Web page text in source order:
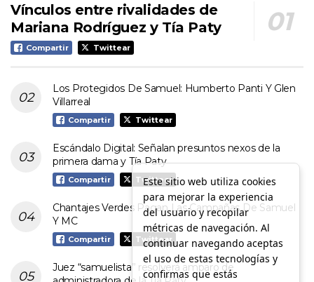
Vínculos entre rivalidades de
Mariana Rodríguez y Tía Paty
Compartir Twittear
Los Protegidos De Samuel: Humberto Panti Y Glen
Villarreal
Compartir Twittear
Escándalo Digital: Señalan presuntos nexos de la
primera dama y Tía Paty
Compartir Twittear
Chantajes Verdes Pagan Las Campañas De Samuel
Y MC
Compartir Twittear
Juez “samuelista” resolverá amparo de
Este sitio web utiliza cookies
para mejorar la experiencia
del usuario y recopilar
métricas de navegación. Al
continuar navegando aceptas
el uso de estas tecnologías y
confirmas que estás